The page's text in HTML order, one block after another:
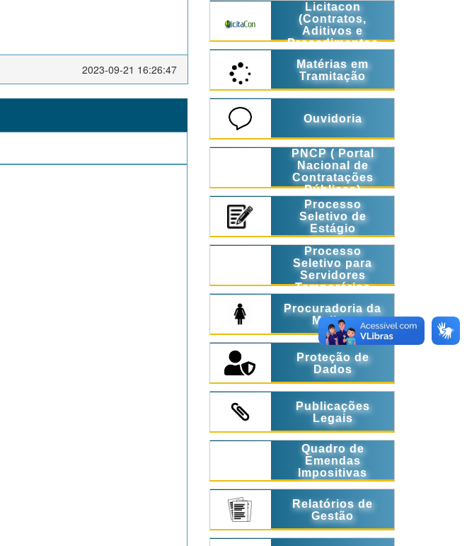
2023-09-21 16:26:47
Licitacon
(Contratos,
Aditivos e
Procedimentos
Matérias em
Tramitação
Ouvidoria
PNCP ( Portal
Nacional de
Contratações
Públicas)
Processo
Seletivo de
Estágio
Processo
Seletivo para
Servidores
Temporários
Procuradoria da
Mulher
Proteção de
Dados
Publicações
Legais
Quadro de
Emendas
Impositivas
Relatórios de
Gestão